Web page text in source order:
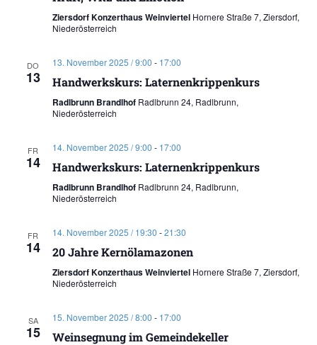
Ziersdorf Konzerthaus Weinviertel Hornere Straße 7, Ziersdorf,
Niederösterreich
DO
13
13. November 2025 / 9:00 - 17:00
Handwerkskurs: Laternenkrippenkurs
Radlbrunn Brandlhof Radlbrunn 24, Radlbrunn,
Niederösterreich
FR
14
14. November 2025 / 9:00 - 17:00
Handwerkskurs: Laternenkrippenkurs
Radlbrunn Brandlhof Radlbrunn 24, Radlbrunn,
Niederösterreich
FR
14
14. November 2025 / 19:30 -21:30
20 Jahre Kernölamazonen
Ziersdorf Konzerthaus Weinviertel Hornere Straße 7, Ziersdorf,
Niederösterreich
SA
15
15. November 2025 / 8:00 - 17:00
Weinsegnung im Gemeindekeller